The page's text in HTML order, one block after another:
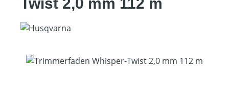
Twist 2,0 mm 112 m
Bildergalerie überspringen